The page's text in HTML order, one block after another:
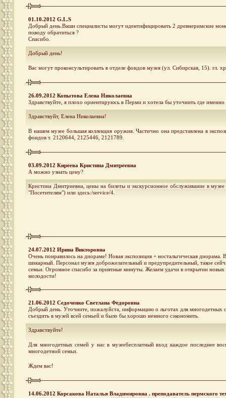
01.10.2012 G.L.S
Добрый день.Ваши специалисты могут идентифицировать 2 древнеримские
поводу обратиться ?
Спасибо.
Добрый день!
Вас могут проконсультировать в отделе фондов музея (ул. Сибирская, 15). гл.
26.09.2012 Копытова Елена Николаевна
Здравствуйте, я плохо ориентируюсь в Перми и хотела бы уточнить где
Здравствуйт, Елена Николаевна!
В нашем музее большая коллекция оружия. Частично она представлена в
фондов т. 2120644, 2125446, 2121789.
03.09.2012 Киреева Кристина Дмитреевна
А можно узнать цену?
Кристина Дмитриевна, цены на билеты и экскурсионное обслуживание в
"Посетителям") или здесь:/service/4.
24.07.2012 Ирина Викторовна
Очень понравилось на диораме! Новая экспозиция + ностальгическая
шикарный. Персонал музея доброжелательный и предупредительный, такое
семьи. Огромное спасибо за приятные минуты. Желаем удачи в открытии
молодости!
21.06.2012 Седоченко Cветлана Федоровна
Добрый день. Уточните, пожалуйста, информацию о льготах для
съездить в музей всей семьей и было бы хорошо немного сэкономить.
Здравствуйте!
Для многодетных семей у нас в музеебесплатный вход каждое последнее
многодетной семьи.
Ждем вас!
14.06.2012 Корсакова Наталья Владимировна . преподаватель пермского